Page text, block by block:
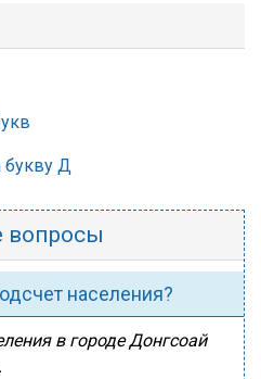
букву Д
вопросы
населения?
в городе Донгсоай